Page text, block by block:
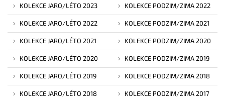
KOLEKCE JARO/LÉTO 2023 KOLEKCE PODZIM/ZIMA 2022
KOLEKCE JARO/LÉTO 2022 KOLEKCE PODZIM/ZIMA 2021
KOLEKCE JARO/LÉTO 2021 KOLEKCE PODZIM/ZIMA 2020
KOLEKCE JARO/LÉTO 2020 KOLEKCE PODZIM/ZIMA 2019
KOLEKCE JARO/LÉTO 2019 KOLEKCE PODZIM/ZIMA 2018
KOLEKCE JARO/LÉTO 2018 KOLEKCE PODZIM/ZIMA 2017